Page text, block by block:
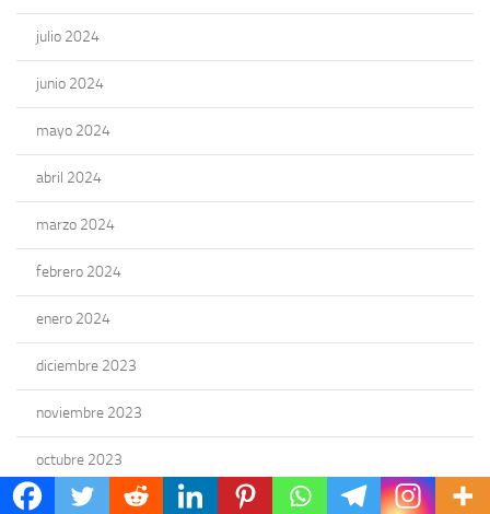
julio 2024
junio 2024
mayo 2024
abril 2024
marzo 2024
febrero 2024
enero 2024
diciembre 2023
noviembre 2023
octubre 2023
septiembre 2023